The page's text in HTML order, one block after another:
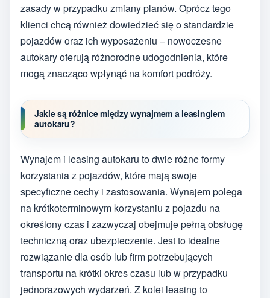
zasady w przypadku zmiany planów. Oprócz tego
klienci chcą również dowiedzieć się o standardzie
pojazdów oraz ich wyposażeniu – nowoczesne
autokary oferują różnorodne udogodnienia, które
mogą znacząco wpłynąć na komfort podróży.
Jakie są różnice między wynajmem a leasingiem
autokaru?
Wynajem i leasing autokaru to dwie różne formy
korzystania z pojazdów, które mają swoje
specyficzne cechy i zastosowania. Wynajem polega
na krótkoterminowym korzystaniu z pojazdu na
określony czas i zazwyczaj obejmuje pełną obsługę
techniczną oraz ubezpieczenie. Jest to idealne
rozwiązanie dla osób lub firm potrzebujących
transportu na krótki okres czasu lub w przypadku
jednorazowych wydarzeń. Z kolei leasing to